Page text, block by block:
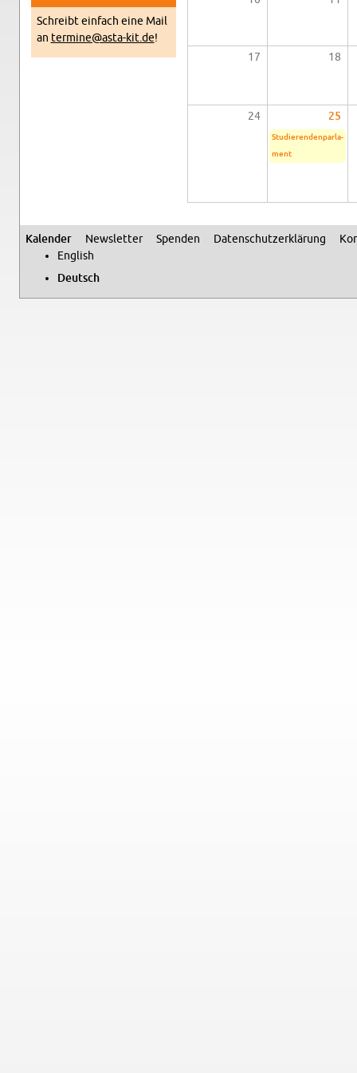
Schreibt ein­fach eine Mail
an termine@​asta-​kit.​de!
17 18
24 25
Stu­die­ren­den­par­la­
ment
Se­kun­där­me­nü
Ka­len­der News­let­ter Spen­den Da­ten­schutz­er­klä­rung
Eng­lish
Deutsch